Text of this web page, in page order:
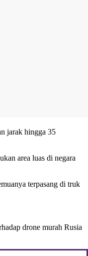
jarak hingga 35
area luas di negara
terpasang di truk
drone murah Rusia